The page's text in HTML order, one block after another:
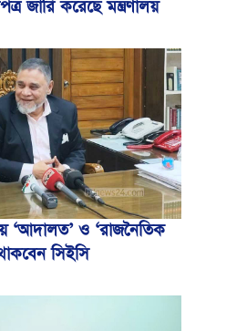
জারি করেছে মন্ত্রণালয়
‘আদালত’ ও ‘রাজনৈতিক
সিইসি